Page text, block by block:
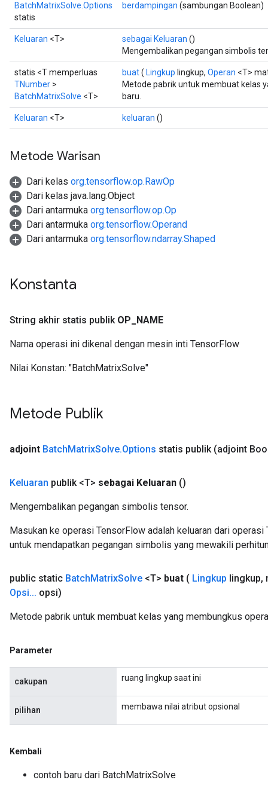
BatchMatrixSolve.Options
statis
berdampingan (sambungan Boolean)
Keluaran <T> sebagai Keluaran ()
Mengembalikan pegangan simbolis
statis <T memperluas
TNumber >
BatchMatrixSolve <T>
buat( Lingkup lingkup, Operan <T>
Metode pabrik untuk membuat kelas
baru.
Keluaran <T> keluaran ()
Metode Warisan
Dari kelas org.tensorflow.op.RawOp
Dari kelas java.lang.Object
Dari antarmuka org.tensorflow.op.Op
Dari antarmuka org.tensorflow.Operand
Dari antarmuka org.tensorflow.ndarray.Shaped
Konstanta
String akhir statis publik OP NAME
Nama operasi ini dikenal dengan mesin inti TensorFlow
Nilai Konstan: "BatchMatrixSolve"
Metode Publik
adjoint BatchMatrixSolve.Options statis publik (adjoint
Keluaran publik <T> sebagai Keluaran ()
Mengembalikan pegangan simbolis tensor.
Masukan ke operasi TensorFlow adalah keluaran dari
untuk mendapatkan pegangan simbolis yang mewakili
public static BatchMatrixSolve <T> buat ( Lingkup lingkup,
Opsi... opsi)
Metode pabrik untuk membuat kelas yang membungkus
Parameter
cakupan ruang lingkup saat ini
pilihan membawa nilai atribut opsional
Kembali
contoh baru dari BatchMatrixSolve